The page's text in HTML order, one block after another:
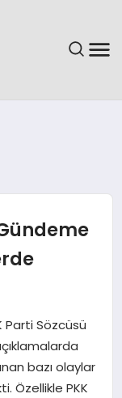
Parti Sözcüsü
bazı olaylar
Özellikle PKK